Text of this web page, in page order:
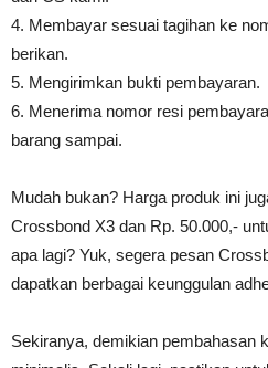
4. Membayar sesuai tagihan ke
berikan.
5. Mengirimkan bukti pembayaran.
6. Menerima nomor resi
barang sampai.
Mudah bukan? Harga produk ini
Crossbond X3 dan Rp. 50.000,-
apa lagi? Yuk, segera pesan
dapatkan berbagai keunggulan
Sekiranya, demikian pembahasan